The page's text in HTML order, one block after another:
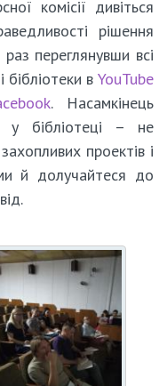
комісії дивіться
рішення
переглянувши всі
бібліотеки в YouTube
. Насамкінець
бібліотеці – не
проектів і
й долучайтеся до